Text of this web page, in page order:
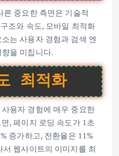
른 중요한 측면은 기술적
조와 속도, 모바일 최적화
는 사용자 경험과 검색 엔
을 미칩니다.
최적화
용자 경험에 매우 중요한
, 페이지 로딩 속도가 1초
증가하고, 전환율은 11%
웹사이트의 이미지를 최